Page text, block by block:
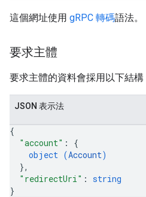
這個網址使用 gRPC 轉碼語法。
要求主體
要求主體的資料會採用以下結構
JSON 表示法
{
"account" : {
object (Account)
},
"redirectUri" : string
}